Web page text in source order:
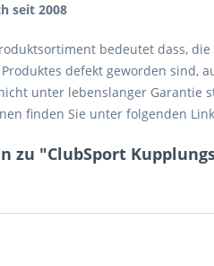
seit 2008
bedeutet dass,
defekt geworden sind,
unter lebenslanger Garantie
finden Sie unter folgenden
"ClubSport